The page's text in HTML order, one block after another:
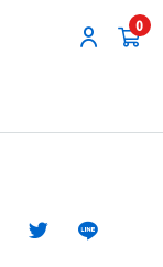
0